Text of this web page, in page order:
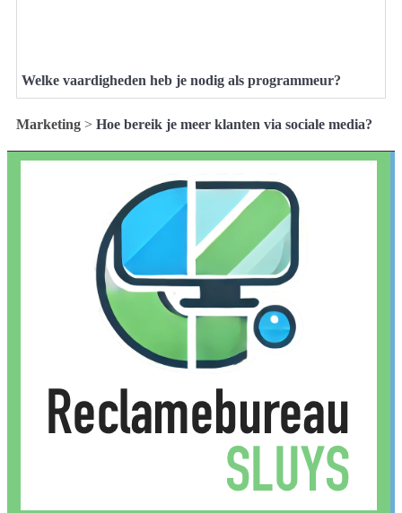
Welke vaardigheden heb je nodig als programmeur?
Marketing > Hoe bereik je meer klanten via sociale media?